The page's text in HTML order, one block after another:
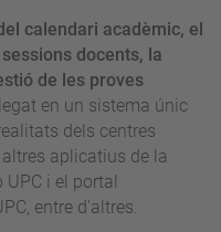
calendari acadèmic, el
docents, la
de les proves
en un sistema únic
dels centres
aplicatius de la
i el portal
entre d'altres.